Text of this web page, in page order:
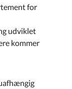
for
udviklet
kommer